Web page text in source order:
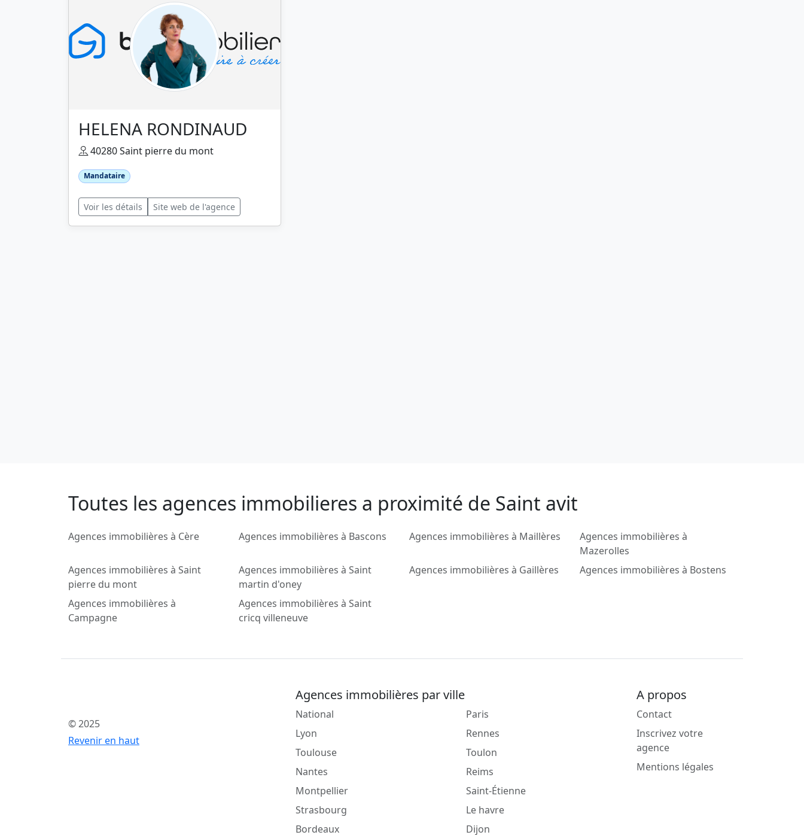
HELENA RONDINAUD
40280 Saint pierre du mont
Mandataire
Voir les détails Site web de l'agence
Toutes les agences immobilieres a proximité de Saint avit
Agences immobilières à Cère Agences immobilières à Bascons Agences immobilières à Maillères
Agences immobilières à
Mazerolles
Agences immobilières à Saint
pierre du mont
Agences immobilières à Saint
martin d'oney
Agences immobilières à Gaillères Agences immobilières à Bostens
Agences immobilières à
Campagne
Agences immobilières à Saint
cricq villeneuve
© 2025
Revenir en haut
Agences immobilières par ville
National
Lyon
Toulouse
Nantes
Montpellier
Strasbourg
Bordeaux
Paris
Rennes
Toulon
Reims
Saint-Étienne
Le havre
Dijon
A propos
Contact
Inscrivez votre
agence
Mentions légales